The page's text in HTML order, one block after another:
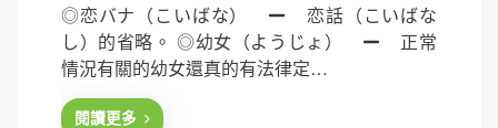
s
t
e
d
◎恋バナ（こいばな）
恋話（こいばな
し）的省略。 ◎幼女（ようじょ）
正常
情況有關的幼女還真的有法律定…
閱讀更多